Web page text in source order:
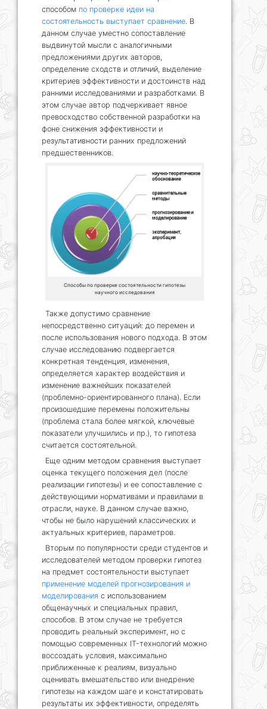
способом по проверке идеи на
состоятельность выступает сравнение. В
данном случае уместно сопоставление
выдвинутой мысли с аналогичными
предложениями других авторов,
определение сходств и отличий, выделение
критериев эффективности и достоинств над
ранними исследованиями и разработками. В
этом случае автор подчеркивает явное
превосходство собственной разработки на
фоне снижения эффективности и
результативности ранних предложений
предшественников.
Способы по проверке состоятельности гипотезы
научного исследования
Также допустимо сравнение
непосредственно ситуаций: до перемен и
после использования нового подхода. В этом
случае исследованию подвергается
конкретная тенденция, изменения,
определяется характер воздействия и
изменение важнейших показателей
(проблемно-ориентированного плана). Если
произошедшие перемены положительны
(проблема стала более мягкой, ключевые
показатели улучшились и пр.), то гипотеза
считается состоятельной.
Еще одним методом сравнения выступает
оценка текущего положения дел (после
реализации гипотезы) и ее сопоставление с
действующими нормативами и правилами в
отрасли, науке. В данном случае важно,
чтобы не было нарушений классических и
актуальных критериев, параметров.
Вторым по популярности среди студентов и
исследователей методом проверки гипотез
на предмет состоятельности выступает
применение моделей прогнозирования и
моделирования с использованием
общенаучных и специальных правил,
способов. В этом случае не требуется
проводить реальный эксперимент, но с
помощью современных IT-технологий можно
воссоздать условия, максимально
приближенные к реалиям, визуально
оценивать вмешательство или внедрение
гипотезы на каждом шаге и констатировать
результаты их эффективности, определять